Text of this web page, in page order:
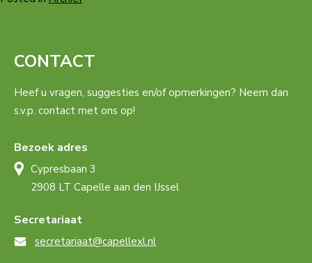
CONTACT
Heef u vragen, suggesties en/of opmerkingen? Neem dan
s.v.p. contact met ons op!
Bezoek adres
Cypresbaan 3
2908 LT Capelle aan den IJssel
Secretariaat
secretariaat@capellexl.nl